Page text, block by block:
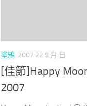
塗鴉 2007 22 9 月 日
[佳節]Happy
2007